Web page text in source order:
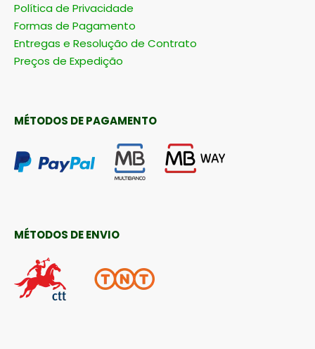
Política de Privacidade
Formas de Pagamento
Entregas e Resolução de Contrato
Preços de Expedição
MÉTODOS DE PAGAMENTO
MÉTODOS DE ENVIO